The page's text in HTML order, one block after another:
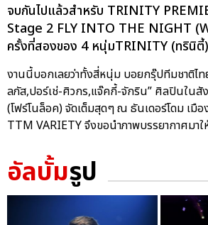
จบกันไปแล้วสำหรับ TRINITY
Stage 2 FLY INTO THE NIGHT
ครั้งที่สองของ 4 หนุ่มTRINITY (ทรินิตี้)
งานนี้บอกเลยว่าทั้งสี่หนุ่ม บอยกรุ๊ปทีมชาติไ
ลภัส,ปอร์เช่-ศิวกร,แจ๊คกี้-จักริน” ศิลปินใน
(โฟร์โนล็อค) จัดเต็มสุดๆ ณ ธันเดอร์โดม เมื
TTM VARIETY จึงขอนำภาพบรรยากาศมา
อัลบั้มรูป